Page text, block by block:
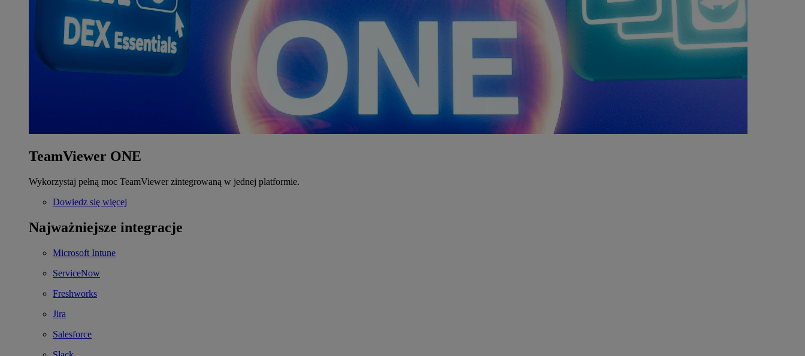
TeamViewer ONE
Wykorzystaj pełną moc TeamViewer zintegrowaną w jednej platformie.
Dowiedz się więcej
Najważniejsze integracje
Microsoft Intune
ServiceNow
Freshworks
Jira
Salesforce